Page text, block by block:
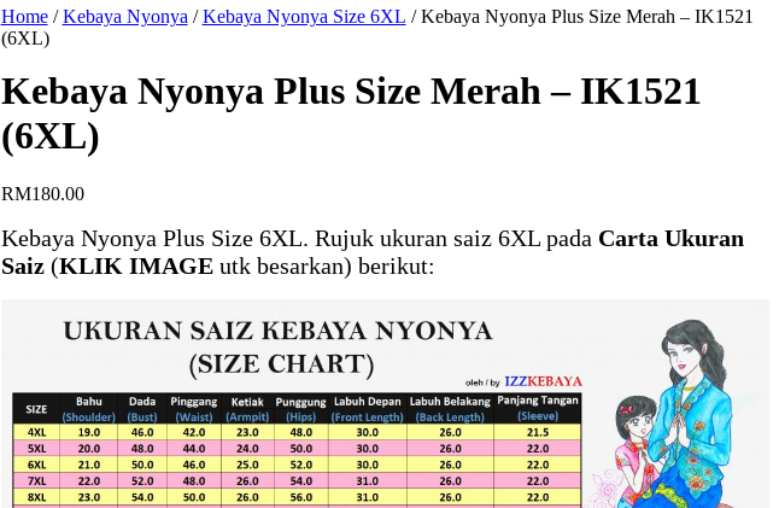
Home/Kebaya Nyonya /Kebaya Nyonya Size 6XL /Kebaya Nyonya Plus Size Merah – IK1521
(6XL)
Kebaya Nyonya Plus Size Merah – IK1521
(6XL)
RM180.00
Kebaya Nyonya Plus Size 6XL. Rujuk ukuran saiz 6XL pada Carta Ukuran
Saiz(KLIK IMAGEutk besarkan) berikut: